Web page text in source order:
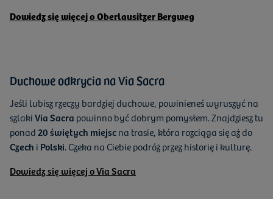
Dowiedz się więcej o Oberlausitzer Bergweg
Duchowe odkrycia na Via Sacra
Jeśli lubisz rzeczy bardziej duchowe, powinieneś wyruszyć na
szlakiVia Sacra powinno być dobrym pomysłem. Znajdziesz tu
ponad20 świętych miejscna trasie, która rozciąga się aż do
Czech i Polski. Czeka na Ciebie podróż przez historię i kulturę.
Dowiedz się więcej o Via Sacra